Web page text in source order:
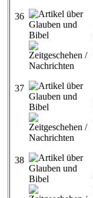
36
37
38